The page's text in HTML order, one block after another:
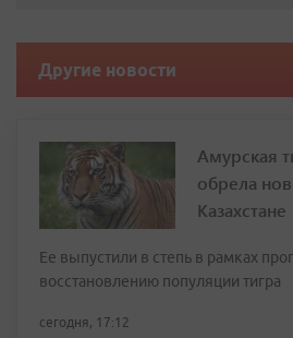
Другие новости
Амурская
обрела
Казахстане
Ее выпустили в степь в рамках
восстановлению популяции тигра
сегодня, 17:12